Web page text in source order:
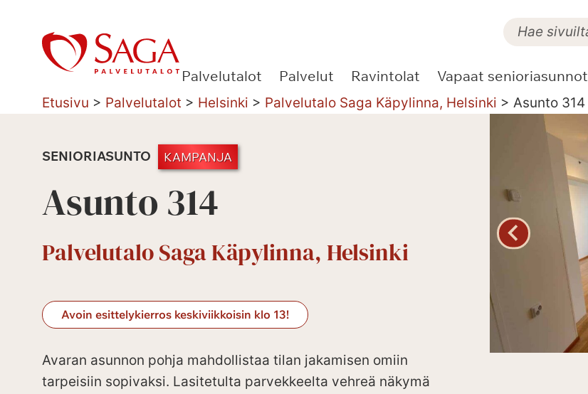
sisältöön
Palvelutalot Palvelut Ravintolat Vapaat senioriasunnot
Etusivu > Palvelutalot > Helsinki > Palvelutalo Saga Käpylinna, Helsinki > Asunto 314
SENIORIASUNTO KAMPANJA
Asunto 314
Palvelutalo Saga Käpylinna, Helsinki
Avoin esittelykierros keskiviikkoisin klo 13!
Avaran asunnon pohja mahdollistaa tilan jakamisen omiin
tarpeisiin sopivaksi. Lasitetulta parvekkeelta vehreä näkymä